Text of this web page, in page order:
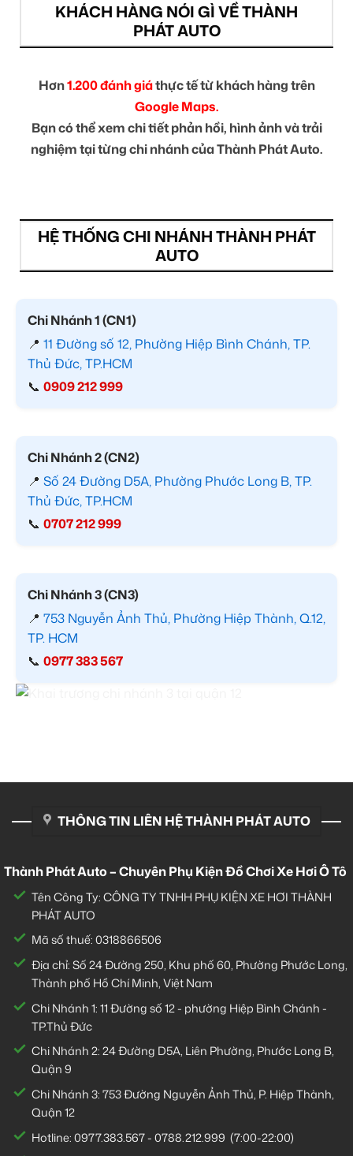
KHÁCH HÀNG NÓI GÌ VỀ THÀNH
PHÁT AUTO
Hơn1.200 đánh giáthực tế từ khách hàng trên
Google Maps.
Bạn có thể xem chi tiết phản hồi, hình ảnh và trải
nghiệm tại từng chi nhánh của Thành Phát Auto.
HỆ THỐNG CHI NHÁNH THÀNH PHÁT
AUTO
Chi Nhánh 1 (CN1)
📍 11 Đường số 12, Phường Hiệp Bình Chánh, TP.
Thủ Đức, TP.HCM
📞 0909 212 999
Chi Nhánh 2 (CN2)
📍 Số 24 Đường D5A, Phường Phước Long B, TP.
Thủ Đức, TP.HCM
📞 0707 212 999
Chi Nhánh 3 (CN3)
📍 753 Nguyễn Ảnh Thủ, Phường Hiệp Thành, Q.12,
TP. HCM
📞 0977 383 567
THÔNG TIN LIÊN HỆ THÀNH PHÁT AUTO
Thành Phát Auto – Chuyên Phụ Kiện Đồ Chơi Xe Hơi Ô Tô
Tên Công Ty: CÔNG TY TNHH PHỤ KIỆN XE HƠI THÀNH
PHÁT AUTO
Mã số thuế: 0318866506
Địa chỉ: Số 24 Đường 250, Khu phố 60, Phường Phước Long,
Thành phố Hồ Chí Minh, Việt Nam
Chi Nhánh 1:11 Đường số 12 - phường Hiệp Bình Chánh -
TP.Thủ Đức
Chi Nhánh 2:24 Đường D5A, Liên Phường, Phước Long B,
Quận 9
Chi Nhánh 3:753 Đường Nguyễn Ảnh Thủ, P. Hiệp Thành,
Quận 12
Hotline:0977.383.567-0788.212.999 (7:00-22:00)